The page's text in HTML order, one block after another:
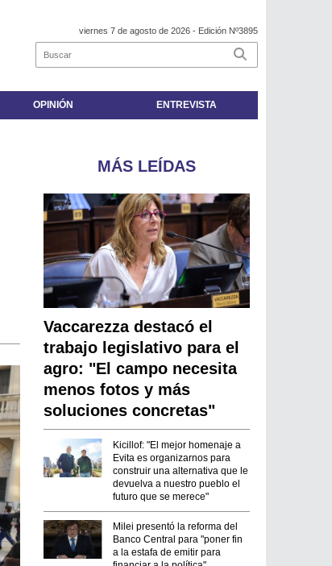
viernes 7 de agosto de 2026 - Edición Nº3895
OPINIÓN ENTREVISTA
MÁS LEÍDAS
Vaccarezza destacó el
trabajo legislativo para el
agro: "El campo necesita
menos fotos y más
soluciones concretas"
Kicillof: "El mejor homenaje a
Evita es organizarnos para
construir una alternativa que le
devuelva a nuestro pueblo el
futuro que se merece"
Milei presentó la reforma del
Banco Central para "poner fin
a la estafa de emitir para